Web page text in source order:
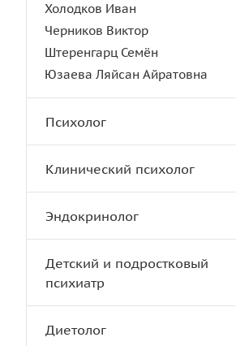
Холодков Иван
Черников Виктор
Штеренгарц Семён
Юзаева Ляйсан Айратовна
Психолог
Клинический психолог
Эндокринолог
Детский и подростковый
психиатр
Диетолог